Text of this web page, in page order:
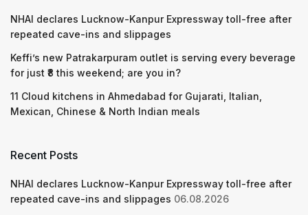
NHAI declares Lucknow-Kanpur Expressway toll-free after
repeated cave-ins and slippages
Keffi’s new Patrakarpuram outlet is serving every beverage
for just ₹8 this weekend; are you in?
11 Cloud kitchens in Ahmedabad for Gujarati, Italian,
Mexican, Chinese & North Indian meals
Recent Posts
NHAI declares Lucknow-Kanpur Expressway toll-free after
repeated cave-ins and slippages 06.08.2026